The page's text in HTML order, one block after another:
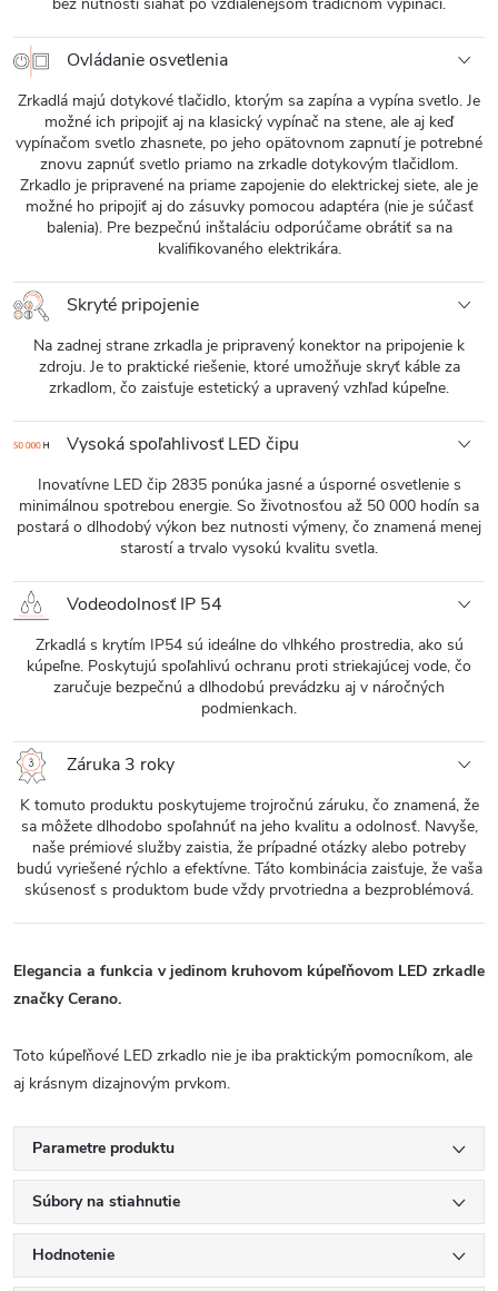
Ovládanie osvetlenia
Zrkadlá majú dotykové tlačidlo, ktorým sa zapína a vypína svetlo. Je
možné ich pripojiť aj na klasický vypínač na stene, ale aj keď
vypínačom svetlo zhasnete, po jeho opätovnom zapnutí je potrebné
znovu zapnúť svetlo priamo na zrkadle dotykovým tlačidlom.
Zrkadlo je pripravené na priame zapojenie do elektrickej siete, ale je
možné ho pripojiť aj do zásuvky pomocou adaptéra (nie je súčasť
balenia). Pre bezpečnú inštaláciu odporúčame obrátiť sa na
kvalifikovaného elektrikára.
Skryté pripojenie
Na zadnej strane zrkadla je pripravený konektor na pripojenie k
zdroju. Je to praktické riešenie, ktoré umožňuje skryť káble za
zrkadlom, čo zaisťuje estetický a upravený vzhľad kúpeľne.
Vysoká spoľahlivosť LED čipu
Inovatívne LED čip 2835 ponúka jasné a úsporné osvetlenie s
minimálnou spotrebou energie. So životnosťou až 50 000 hodín sa
postará o dlhodobý výkon bez nutnosti výmeny, čo znamená menej
starostí a trvalo vysokú kvalitu svetla.
Vodeodolnosť IP 54
Zrkadlá s krytím IP54 sú ideálne do vlhkého prostredia, ako sú
kúpeľne. Poskytujú spoľahlivú ochranu proti striekajúcej vode, čo
zaručuje bezpečnú a dlhodobú prevádzku aj v náročných
podmienkach.
Záruka 3 roky
K tomuto produktu poskytujeme trojročnú záruku, čo znamená, že
sa môžete dlhodobo spoľahnúť na jeho kvalitu a odolnosť. Navyše,
naše prémiové služby zaistia, že prípadné otázky alebo potreby
budú vyriešené rýchlo a efektívne. Táto kombinácia zaisťuje, že vaša
skúsenosť s produktom bude vždy prvotriedna a bezproblémová.
Elegancia a funkcia v jedinom kruhovom kúpeľňovom LED zrkadle
značky Cerano.
Toto kúpeľňové LED zrkadlo nie je iba praktickým pomocníkom, ale
aj krásnym dizajnovým prvkom.
Parametre produktu
Súbory na stiahnutie
Hodnotenie